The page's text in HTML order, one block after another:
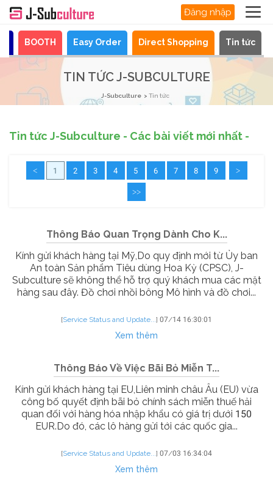
Đăng nhập
BOOTH Easy Order Direct Shopping Tin tức
TIN TỨC J-SUBCULTURE
J-Subculture Tin tức
Tin tức J-Subculture - Các bài viết mới nhất -
< 1 2 3 4 5 6 7 8 9 >
>>
Thông Báo Quan Trọng Dành Cho K...
Kính gửi khách hàng tại Mỹ,Do quy định mới từ Ủy ban
An toàn Sản phẩm Tiêu dùng Hoa Kỳ (CPSC), J-
Subculture sẽ không thể hỗ trợ quý khách mua các mặt
hàng sau đây. Đồ chơi nhồi bông Mô hình và đồ chơi...
[Service Status and Update...] 07/14 16:30:01
Xem thêm
Thông Báo Về Việc Bãi Bỏ Miễn T...
Kính gửi khách hàng tại EU,Liên minh châu Âu (EU) vừa
công bố quyết định bãi bỏ chính sách miễn thuế hải
quan đối với hàng hóa nhập khẩu có giá trị dưới 150
EUR.Do đó, các lô hàng gửi tới các quốc gia...
[Service Status and Update...] 07/03 16:34:04
Xem thêm